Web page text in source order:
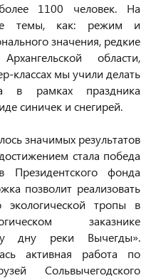
1100 человек. На
темы, как: режим и
значения, редкие
области,
классах мы учили делать
в рамках праздника
синичек и снегирей.
значимых результатов
стала победа
Президентского фонда
позволит реализовать
тропы в
заказнике
дну реки Вычегды».
активная работа по
Сольвычегодского